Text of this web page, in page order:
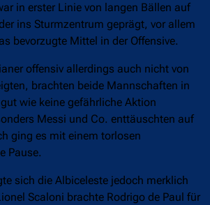
in erster Linie von langen Bällen auf
ins Sturmzentrum geprägt, vor allem
bevorzugte Mittel in der Offensive.
offensiv allerdings auch nicht von
brachten beide Mannschaften in
wie keine gefährliche Aktion
Messi und Co. enttäuschten auf
ging es mit einem torlosen
Pause.
sich die Albiceleste jedoch merklich
Scaloni brachte Rodrigo de Paul für